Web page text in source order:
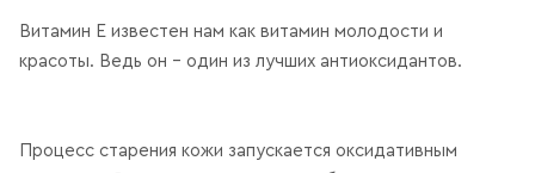
Витамин Е известен нам как витамин молодости и
красоты. Ведь он – один из лучших антиоксидантов.
Процесс старения кожи запускается оксидативным